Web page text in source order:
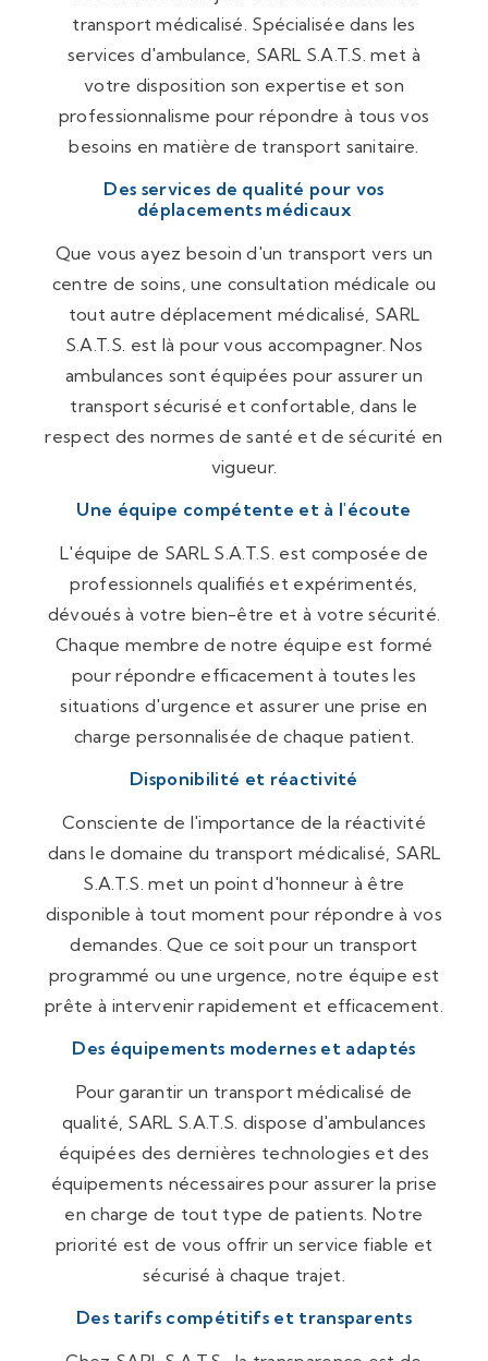
transport médicalisé. Spécialisée dans les
services d'ambulance, SARL S.A.T.S. met à
votre disposition son expertise et son
professionnalisme pour répondre à tous vos
besoins en matière de transport sanitaire.
Des services de qualité pour vos
déplacements médicaux
Que vous ayez besoin d'un transport vers un
centre de soins, une consultation médicale ou
tout autre déplacement médicalisé, SARL
S.A.T.S. est là pour vous accompagner. Nos
ambulances sont équipées pour assurer un
transport sécurisé et confortable, dans le
respect des normes de santé et de sécurité en
vigueur.
Une équipe compétente et à l'écoute
L'équipe de SARL S.A.T.S. est composée de
professionnels qualifiés et expérimentés,
dévoués à votre bien-être et à votre sécurité.
Chaque membre de notre équipe est formé
pour répondre efficacement à toutes les
situations d'urgence et assurer une prise en
charge personnalisée de chaque patient.
Disponibilité et réactivité
Consciente de l'importance de la réactivité
dans le domaine du transport médicalisé, SARL
S.A.T.S. met un point d'honneur à être
disponible à tout moment pour répondre à vos
demandes. Que ce soit pour un transport
programmé ou une urgence, notre équipe est
prête à intervenir rapidement et efficacement.
Des équipements modernes et adaptés
Pour garantir un transport médicalisé de
qualité, SARL S.A.T.S. dispose d'ambulances
équipées des dernières technologies et des
équipements nécessaires pour assurer la prise
en charge de tout type de patients. Notre
priorité est de vous offrir un service fiable et
sécurisé à chaque trajet.
Des tarifs compétitifs et transparents